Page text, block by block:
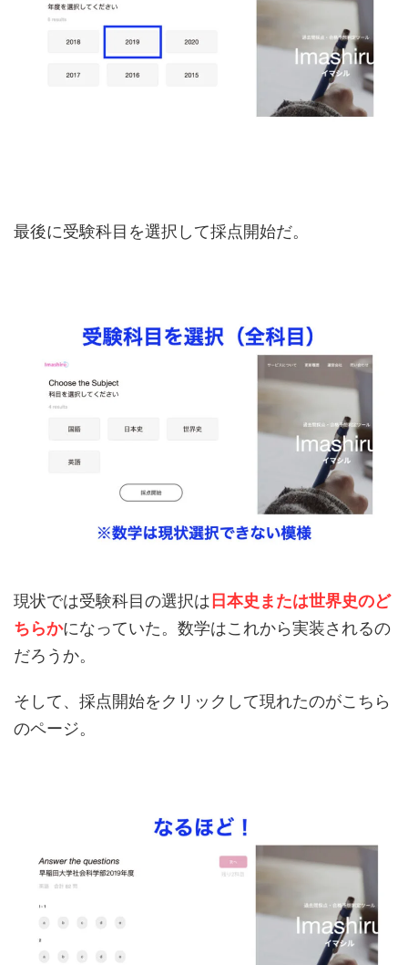
最後に受験科目を選択して採点開始だ。
現状では受験科目の選択は 日本史または世界史のど
ちらかになっていた。数学はこれから実装されるの
だろうか。
そして、採点開始をクリックして現れたのがこちら
のページ。